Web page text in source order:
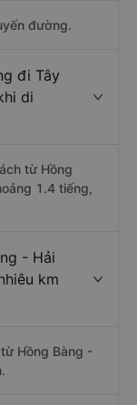
đường.
đi Tây
di
từ Hồng
1.4 tiếng,
- Hải
km
Hồng Bàng -